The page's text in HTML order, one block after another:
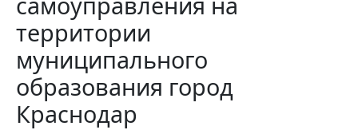
территории
муниципального
образования город
Краснодар